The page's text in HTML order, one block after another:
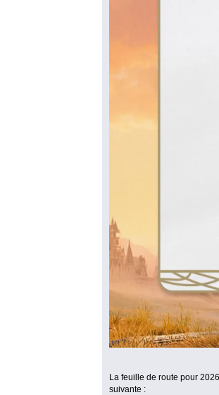
La feuille de route pour
suivante :